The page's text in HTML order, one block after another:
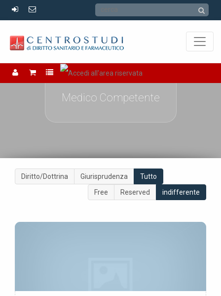
Medico Competente
Diritto/Dottrina Giurisprudenza
Tutto
Free
Reserved indifferente